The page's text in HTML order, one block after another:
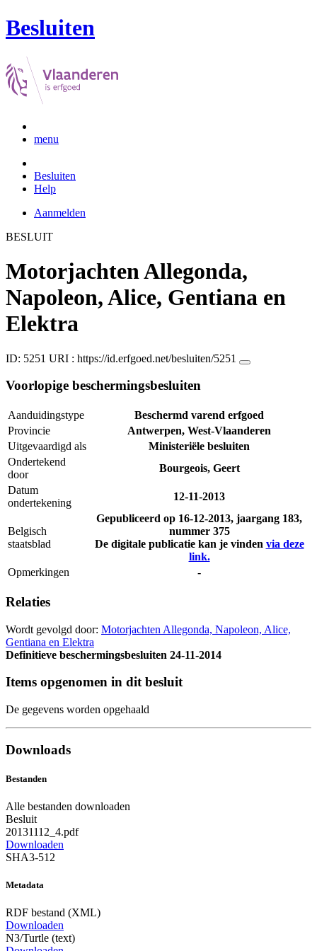
Besluiten
menu
Besluiten
Help
Aanmelden
BESLUIT
Motorjachten Allegonda,
Napoleon, Alice, Gentiana en
Elektra
ID: 5251 URI : https://id.erfgoed.net/besluiten/5251
Voorlopige beschermingsbesluiten
Aanduidingstype
Beschermd varend erfgoed
Provincie
Antwerpen, West-Vlaanderen
Uitgevaardigd als
Ministeriële besluiten
Ondertekend
door
Bourgeois, Geert
Datum
ondertekening
12-11-2013
Belgisch
staatsblad
Gepubliceerd op 16-12-2013, jaargang 183,
nummer 375
De digitale publicatie kan je vinden via deze
link.
Opmerkingen
-
Relaties
Wordt gevolgd door: Motorjachten Allegonda, Napoleon, Alice,
Gentiana en Elektra
Definitieve beschermingsbesluiten 24-11-2014
Items opgenomen in dit besluit
De gegevens worden opgehaald
Downloads
Bestanden
Alle bestanden downloaden
Besluit
20131112_4.pdf
Downloaden
SHA3-512
Metadata
RDF bestand (XML)
Downloaden
N3/Turtle (text)